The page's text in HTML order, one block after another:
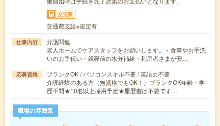
交通費
交通費支給※規定有
仕事内容
介護関連
老人ホームでケアスタッフをお願いします。・食事やお手洗
いのお手伝い・就寝前の水分補給・利用者さまが安…
応募資格
ブランクOK / パソコンスキル不要 / 英語力不要
介護経験のある方（無資格でもOK！）ブランクOK年齢・学
歴不問★10名以上採用予定★履歴書は不要です…
職場の雰囲気